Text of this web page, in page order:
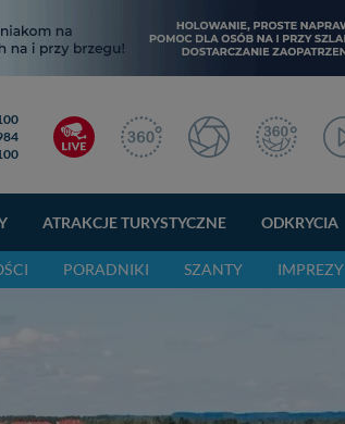
ATRAKCJE TURYSTYCZNE ODKRYCIA
PORADNIKI SZANTY IMPREZY